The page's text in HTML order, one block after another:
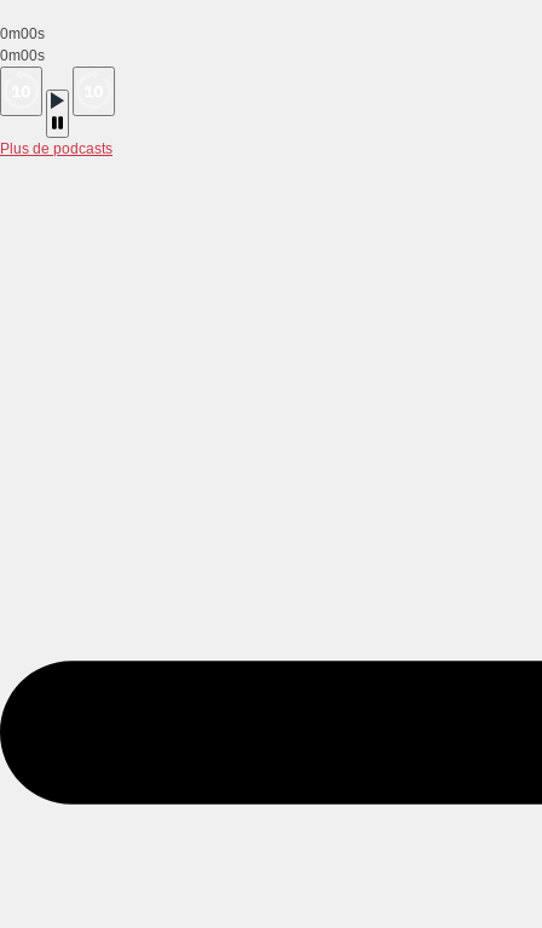
0m00s
0m00s
Plus de podcasts